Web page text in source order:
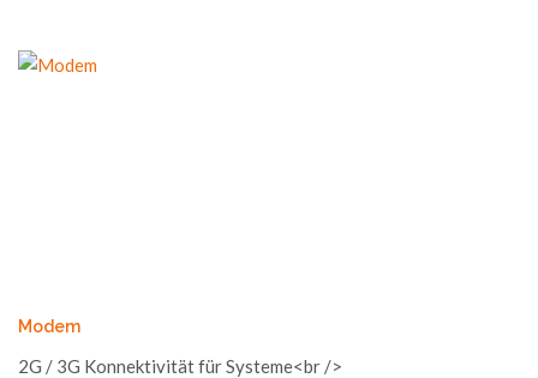
Modem
2G / 3G Konnektivität für Systeme<br />